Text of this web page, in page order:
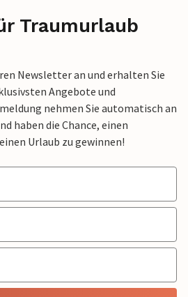
Traumurlaub
Newsletter an und erhalten Sie
Angebote und
nehmen Sie automatisch an
haben die Chance, einen
Urlaub zu gewinnen!